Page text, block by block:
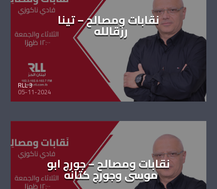
نقابات ومصالح – تينا
رزقالله
RLL 3
05-11-2024
نقابات ومصالح – جورج ابو
موسى وجورج كتانه